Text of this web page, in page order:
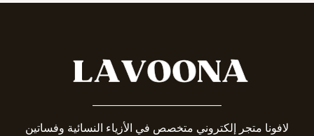
لافونا متجر إلكتروني متخصص في الأزياء النسائية وفساتين